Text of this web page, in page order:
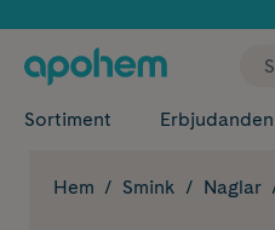
Sortiment Erbjudanden
Hem Smink Naglar